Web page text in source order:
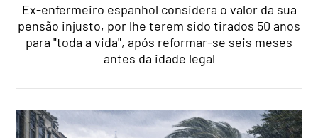
Ex-enfermeiro espanhol considera o valor da sua
pensão injusto, por lhe terem sido tirados 50 anos
para "toda a vida", após reformar-se seis meses
antes da idade legal